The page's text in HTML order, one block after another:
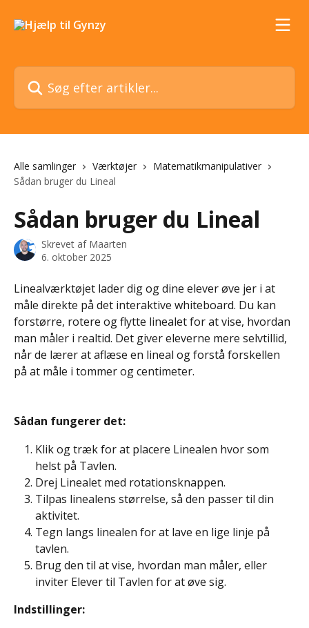
Søg efter artikler...
Alle samlinger Værktøjer
Matematikmanipulativer
Sådan bruger du Lineal
Sådan bruger du Lineal
Skrevet af Maarten
6. oktober 2025
Linealværktøjet lader dig og dine elever øve jer i at
måle direkte på det interaktive whiteboard. Du kan
forstørre, rotere og flytte linealet for at vise, hvordan
man måler i realtid. Det giver eleverne mere selvtillid,
når de lærer at aflæse en lineal og forstå forskellen
på at måle i tommer og centimeter.
Sådan fungerer det:
Klik og træk for at placere Linealen hvor som
helst på Tavlen.
Drej Linealet med rotationsknappen.
Tilpas linealens størrelse, så den passer til din
aktivitet.
Tegn langs linealen for at lave en lige linje på
tavlen.
Brug den til at vise, hvordan man måler, eller
inviter Elever til Tavlen for at øve sig.
Indstillinger: